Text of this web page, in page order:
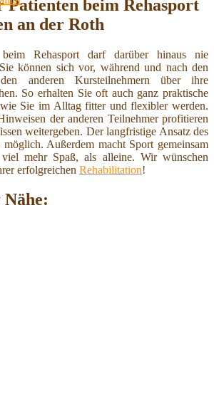
Patienten beim Rehasport
an der Roth
Rehasport darf darüber hinaus nie
können sich vor, während und nach den
anderen Kursteilnehmern über ihre
So erhalten Sie oft auch ganz praktische
Sie im Alltag fitter und flexibler werden.
der anderen Teilnehmer profitieren
weitergeben. Der langfristige Ansatz des
möglich. Außerdem macht Sport gemeinsam
mehr Spaß, als alleine. Wir wünschen
erfolgreichen Rehabilitation!